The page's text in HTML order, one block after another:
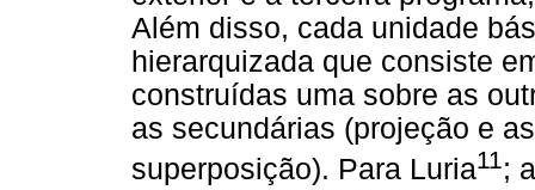
Além disso, cada unidade
hierarquizada que consiste
construídas uma sobre as
as secundárias (projeção e
superposição). Para Luria11;